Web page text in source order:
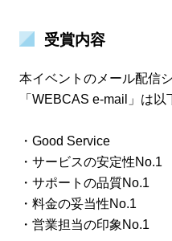
受賞内容
本イベントのメール配信
「WEBCAS e-mail」は以
・Good Service
・サービスの安定性No.1
・サポートの品質No.1
・料金の妥当性No.1
・営業担当の印象No.1